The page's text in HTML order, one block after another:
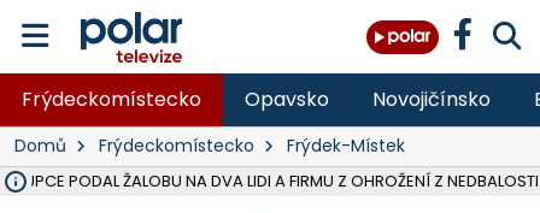
Frýdeckomístecko Opavsko Novojičínsko
Domů Frýdeckomístecko Frýdek-Místek
PODAL ŽALOBU NA DVA LIDI A FIRMU Z OHROŽENÍ Z NEDBALOSTI